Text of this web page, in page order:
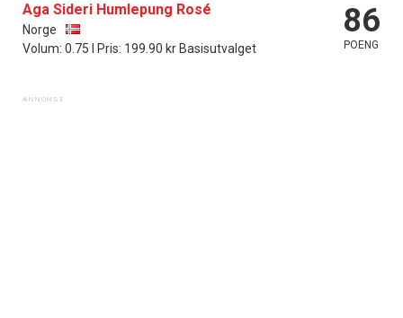
Aga Sideri Humlepung Rosé
Norge
Volum: 0.75 l Pris: 199.90 kr Basisutvalget
86
POENG